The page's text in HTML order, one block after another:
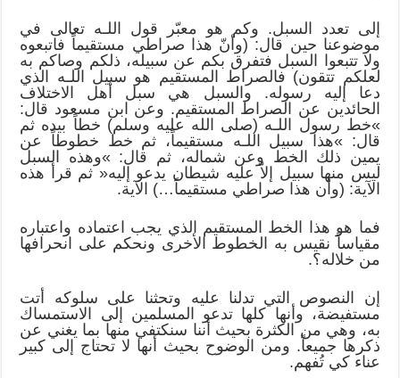
إلى تعدد السبل. وكم هو معبّر قول اللـه تعالى في
موضوعنا حين قال: (وأنّ هذا صراطي مستقيماً فاتبعوه
ولا تتبعوا السبل فتفرق بكم عن سبيله، ذلكم وصاكم به
لعلكم تتقون) فالصراط المستقيم هو سبيل اللـه الذي
دعا إليه رسوله. والسبل هي سبل أهل الاختلاف
الحائدين عن الصراط المستقيم. وعن ابن مسعود قال:
»خط رسول اللـه (صلى الله عليه وسلم) خطاً بيده ثم
قال: »هذا سبيل اللـه مستقيماً، ثم خط خطوطاً عن
يمين ذلك الخط وعن شماله، ثم قال: »وهذه السبل
ليس منها سبيل إلاّ عليه شيطان يدعو إليه« ثم قرأ هذه
الآية: (وأن هذا صراطي مستقيماً…) الآية.
فما هو هذا الخط المستقيم الذي يجب اعتماده واعتباره
مقياساً نقيس به الخطوط الأخرى ونحكم على انحرافها
من خلاله؟.
إن النصوص التي تدلنا عليه وتحثنا على سلوكه أتت
مستفيضة، وأنها كلها تدعو المسلمين إلى الاستمساك
به، وهي من الكثرة بحيث أننا سنكتفي منها بما يغني عن
ذكرها جميعاً. ومن الوضوح بحيث أنها لا تحتاج إلى كبير
عناء كي تُفهم.